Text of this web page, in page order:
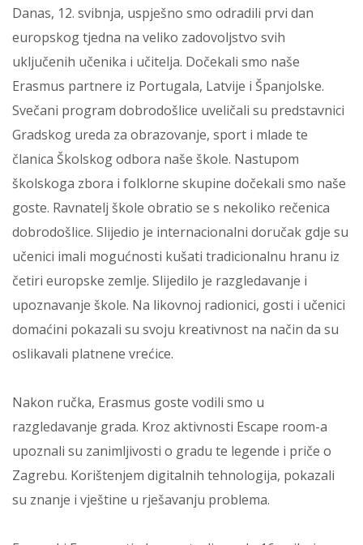
Danas, 12. svibnja, uspješno smo odradili prvi dan
europskog tjedna na veliko zadovoljstvo svih
uključenih učenika i učitelja. Dočekali smo naše
Erasmus partnere iz Portugala, Latvije i Španjolske.
Svečani program dobrodošlice uveličali su predstavnici
Gradskog ureda za obrazovanje, sport i mlade te
članica Školskog odbora naše škole. Nastupom
školskoga zbora i folklorne skupine dočekali smo naše
goste. Ravnatelj škole obratio se s nekoliko rečenica
dobrodošlice. Slijedio je internacionalni doručak gdje su
učenici imali mogućnosti kušati tradicionalnu hranu iz
četiri europske zemlje. Slijedilo je razgledavanje i
upoznavanje škole. Na likovnoj radionici, gosti i učenici
domaćini pokazali su svoju kreativnost na način da su
oslikavali platnene vrećice.
Nakon ručka, Erasmus goste vodili smo u
razgledavanje grada. Kroz aktivnosti Escape room-a
upoznali su zanimljivosti o gradu te legende i priče o
Zagrebu. Korištenjem digitalnih tehnologija, pokazali
su znanje i vještine u rješavanju problema.